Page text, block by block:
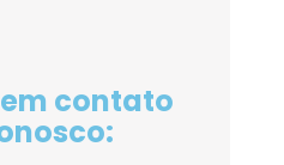
contato